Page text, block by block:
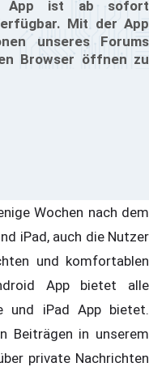
App ist ab sofort
Mit der App
unseres Forums
Browser öffnen zu
Wochen nach dem
iPad, auch die Nutzer
und komfortablen
App bietet alle
und iPad App bietet.
Beiträgen in unserem
private Nachrichten